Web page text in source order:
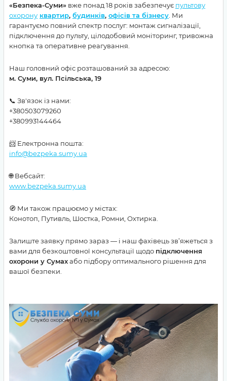
«Безпека-Суми» вже понад 18 років забезпечує пультову
охорону квартир, будинків, офісів та бізнесу . Ми
гарантуємо повний спектр послуг: монтаж сигналізації,
підключення до пульту, цілодобовий моніторинг, тривожна
кнопка та оперативне реагування.
Наш головний офіс розташований за адресою:
м. Суми, вул. Псільська, 19
📞 Зв'язок із нами:
+380503079260
+380993144464
📨 Електронна пошта:
info@bezpeka.sumy.ua
🌐 Вебсайт:
www.bezpeka.sumy.ua
🧭 Ми також працюємо у містах:
Конотоп, Путивль, Шостка, Ромни, Охтирка.
Залиште заявку прямо зараз — і наш фахівець зв’яжеться з
вами для безкоштовної консультації щодо підключення
охорони у Сумахабо підбору оптимального рішення для
вашої безпеки.